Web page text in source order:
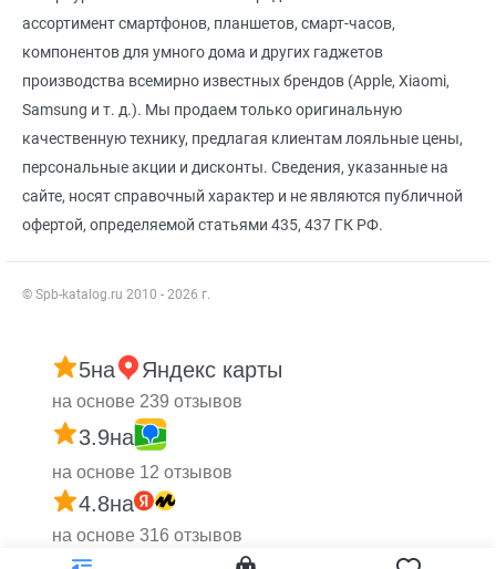
ассортимент смартфонов, планшетов, смарт-часов,
компонентов для умного дома и других гаджетов
производства всемирно известных брендов (Apple, Xiaomi,
Samsung и т. д.). Мы продаем только оригинальную
качественную технику, предлагая клиентам лояльные цены,
персональные акции и дисконты. Сведения, указанные на
сайте, носят справочный характер и не являются публичной
офертой, определяемой статьями 435, 437 ГК РФ.
© Spb-katalog.ru 2010 - 2026 г.
5на Яндекс карты
на основе 239 отзывов
3.9на
на основе 12 отзывов
4.8на
на основе 316 отзывов